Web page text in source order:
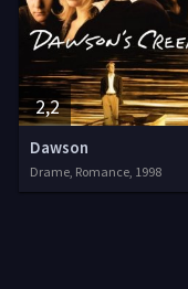
2,2
Dawson
Drame, Romance, 1998